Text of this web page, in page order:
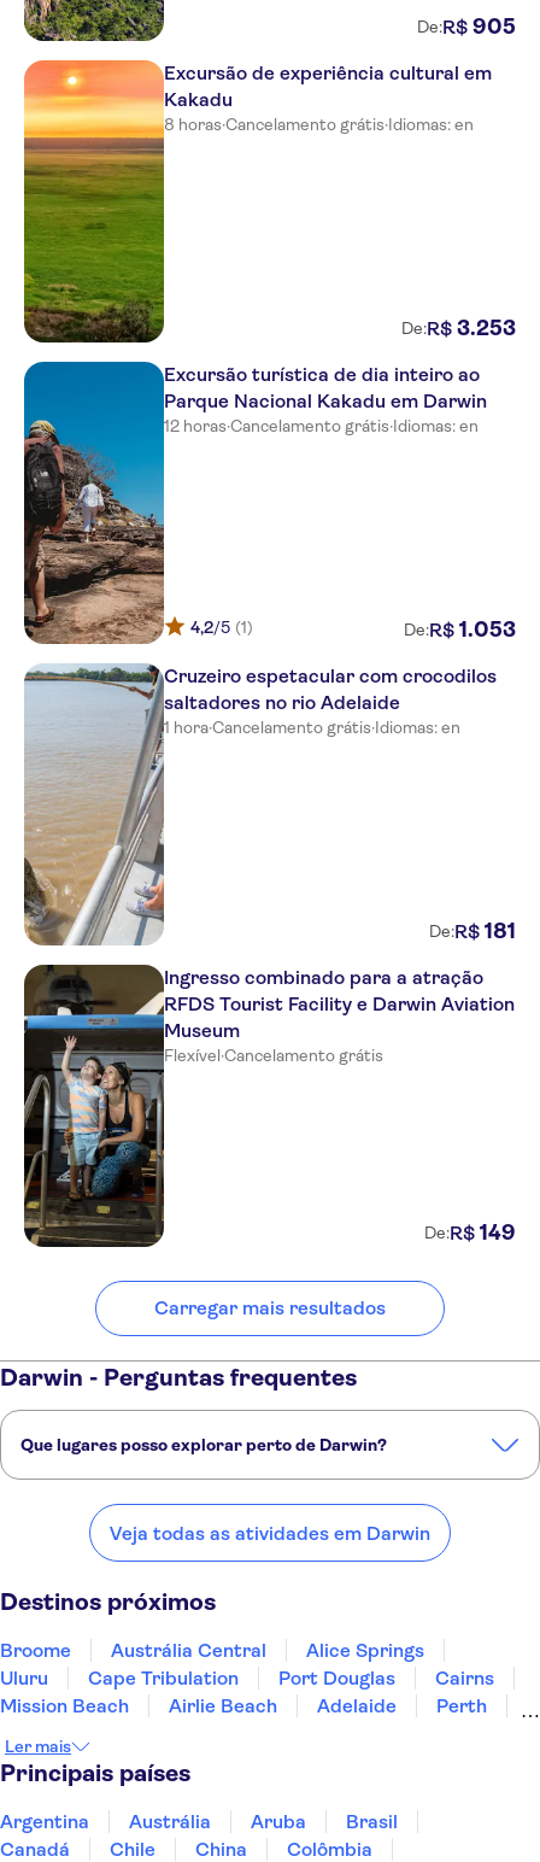
De:R$ 905
Excursão de experiência cultural em
Kakadu
8 horas·Cancelamento grátis·Idiomas: en
De:R$ 3.253
Excursão turística de dia inteiro ao
Parque Nacional Kakadu em Darwin
12 horas·Cancelamento grátis·Idiomas: en
4,2/5 (1) De:R$ 1 .053
Cruzeiro espetacular com crocodilos
saltadores no rio Adelaide
1 hora·Cancelamento grátis·Idiomas: en
De:R$ 181
Ingresso combinado para a atração
RFDS Tourist Facility e Darwin Aviation
Museum
Flexível·Cancelamento grátis
De:R$ 149
Carregar mais resultados
Darwin - Perguntas frequentes
Que lugares posso explorar perto de Darwin?
Austrália Central Cape Tribulation
Veja todas as atividades em Darwin
Destinos próximos
Broome Austrália Central
Alice Springs
Uluru
Cape Tribulation Port Douglas
Cairns
Mission Beach
Airlie Beach Adelaide
Perth
Ler mais
Principais países
Argentina Austrália Aruba
Brasil
Canadá
Chile China
Colômbia